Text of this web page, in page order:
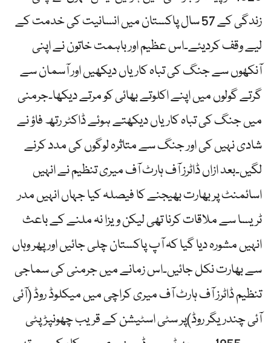
زندگی کے 57 سال پاکستان میں انسانیت کی خدمت کے
لیے وقف کردیئے۔اس عظیم اور باہمت خاتون نے اپنی
آنکھوں سے جنگ کی تباہ کاریاں دیکھیں اور آسمان سے
گرتے گولوں میں اپنے اکلوتے بھائی کو مرتے دیکھا۔جرمنی
میں جنگ کی تباہ کاریاں دیکھتے ہوئے ڈاکٹر رتھ فاؤ نے
شادی نہیں کی اور جنگ سے متاثرہ لوگوں کی مدد کرنے
لگیں۔بعد ازاں ڈاٹرز آف ہارٹ آف میری تنظیم نے انہیں
اسائمنٹ پر بھارت بھیجنے کا فیصلہ کیا جہاں انہیں مدر
ٹریسا سے ملاقات کرنا تھی لیکن ویزا نہ ملنے کے باعث
انہیں مشورہ دیا گیا کہ آپ پاکستان چلی جائیں اور پھر وہاں
سے بھارت نکل جائیں۔اس زمانے میں جرمنی کی سماجی
تنظیم ڈاٹرز آف ہارٹ آف میری کراچی میں میکلوڈ روڈ (آئی
آئی چندریگر روڈ)پر سٹی اسٹیشن کے قریب چھونپڑ پٹی